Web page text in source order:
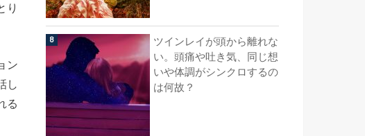
り
ン
し
る
ツインレイが頭から離れな
い。頭痛や吐き気、同じ想
いや体調がシンクロするの
は何故？